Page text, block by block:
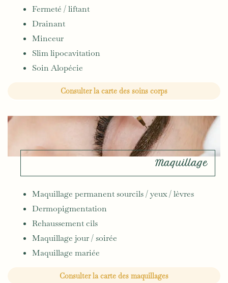
Fermeté / liftant
Drainant
Minceur
Slim lipocavitation
Soin Alopécie
Consulter la carte des soins corps
Maquillage
Maquillage permanent sourcils / yeux / lèvres
Dermopigmentation
Rehaussement cils
Maquillage jour / soirée
Maquillage mariée
Consulter la carte des maquillages